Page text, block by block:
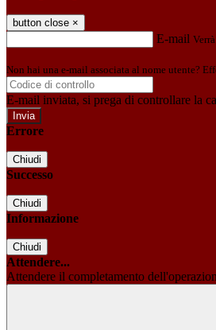
button close ×
E-mail
Non hai una e-mail associata al nome utente?
E-mail inviata, si prega di controllare la
Errore
Chiudi
Successo
Chiudi
Informazione
Chiudi
Attendere...
Attendere il completamento